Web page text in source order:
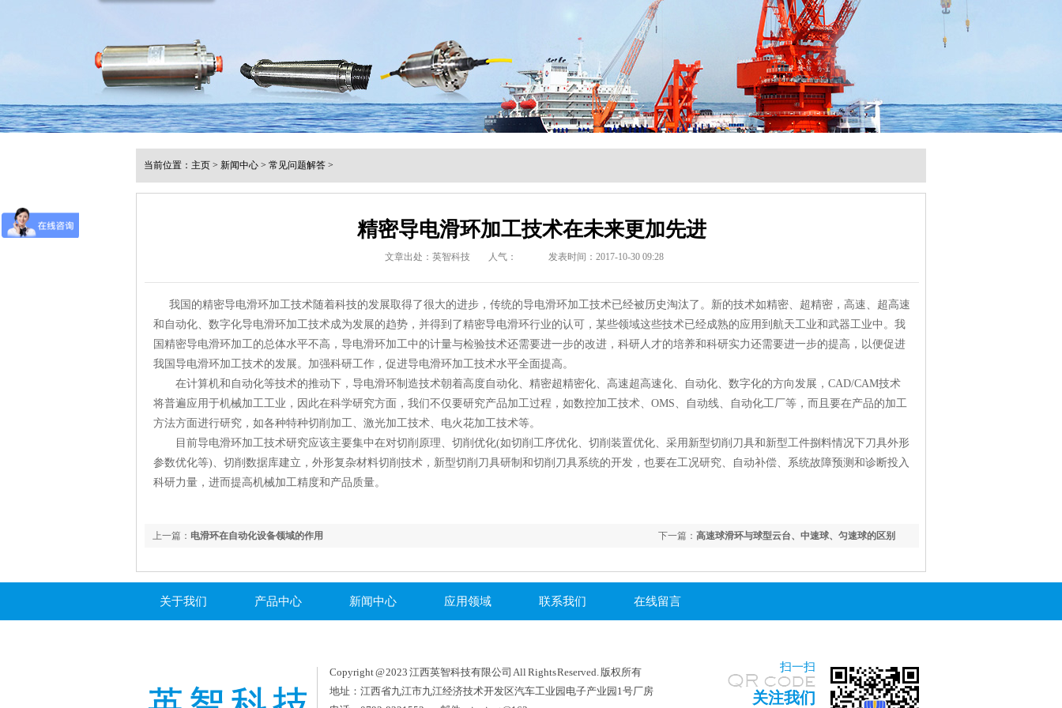
当前位置： 主页 > 新闻中心 > 常见问题解答 >
精密导电滑环加工技术在未来更加先进
文章出处：英智科技 人气： 发表时间：2017-10-30 09:28
我国的精密导电滑环加工技术随着科技的发展取得了很大的进步，传统的导电滑环加工技术已经被历史淘汰了。新的技术如精密、超精密，高速、超高速
和自动化、数字化导电滑环加工技术成为发展的趋势，并得到了精密导电滑环行业的认可，某些领域这些技术已经成熟的应用到航天工业和武器工业中。我
国精密导电滑环加工的总体水平不高，导电滑环加工中的计量与检验技术还需要进一步的改进，科研人才的培养和科研实力还需要进一步的提高，以便促进
我国导电滑环加工技术的发展。加强科研工作，促进导电滑环加工技术水平全面提高。
在计算机和自动化等技术的推动下，导电滑环制造技术朝着高度自动化、精密超精密化、高速超高速化、自动化、数字化的方向发展，CAD/CAM技术
将普遍应用于机械加工工业，因此在科学研究方面，我们不仅要研究产品加工过程，如数控加工技术、OMS、自动线、自动化工厂等，而且要在产品的加工
方法方面进行研究，如各种特种切削加工、激光加工技术、电火花加工技术等。
目前导电滑环加工技术研究应该主要集中在对切削原理、切削优化(如切削工序优化、切削装置优化、采用新型切削刀具和新型工件捌料情况下刀具外形
参数优化等)、切削数据库建立，外形复杂材料切削技术，新型切削刀具研制和切削刀具系统的开发，也要在工况研究、自动补偿、系统故障预测和诊断投入
科研力量，进而提高机械加工精度和产品质量。
下一篇： 高速球滑环与球型云台、中速球、匀速球的区别
上一篇： 电滑环在自动化设备领域的作用
关于我们 产品中心 新闻中心 应用领域 联系我们 在线留言
Copyright @ 2023 江西英智科技有限公司 All Rights Reserved. 版权所有
地址：江西省九江市九江经济技术开发区汽车工业园电子产业园1号厂房
扫一扫
关注我们